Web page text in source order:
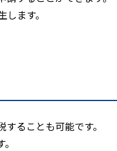
ます。
ることも可能です。